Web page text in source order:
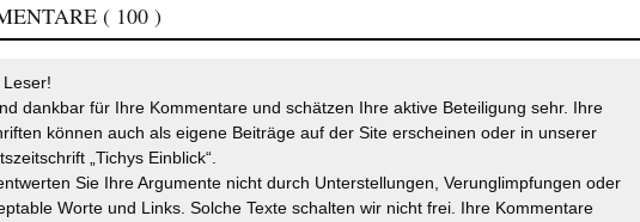
( 100 )
dankbar für Ihre Kommentare und schätzen Ihre aktive Beteiligung sehr. Ihre
können auch als eigene Beiträge auf der Site erscheinen oder in unserer
„Tichys Einblick“.
Sie Ihre Argumente nicht durch Unterstellungen, Verunglimpfungen oder
Worte und Links. Solche Texte schalten wir nicht frei. Ihre Kommentare